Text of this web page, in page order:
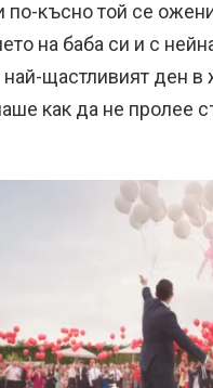
по-късно той се
на баба си и с
щастливият ден в
как да не пролее